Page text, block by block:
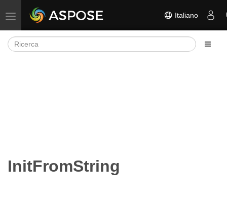
Attiva/disattiva la navigazione Italiano
InitFromString